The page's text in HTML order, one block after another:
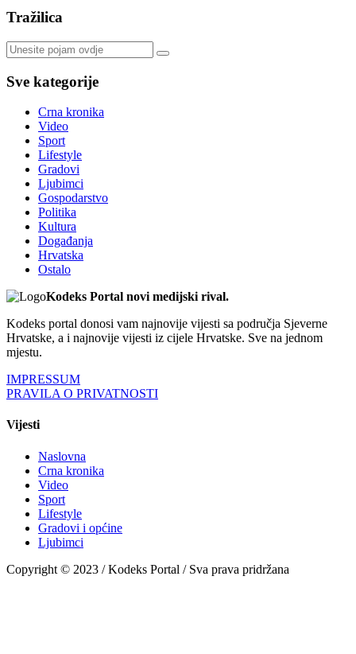
Tražilica
Sve kategorije
Crna kronika
Video
Sport
Lifestyle
Gradovi
Ljubimci
Gospodarstvo
Politika
Kultura
Događanja
Hrvatska
Ostalo
Kodeks Portal novi medijski rival.
Kodeks portal donosi vam najnovije vijesti sa područja Sjeverne
Hrvatske, a i najnovije vijesti iz cijele Hrvatske. Sve na jednom
mjestu.
IMPRESSUM
PRAVILA O PRIVATNOSTI
Vijesti
Naslovna
Crna kronika
Video
Sport
Lifestyle
Gradovi i općine
Ljubimci
Copyright © 2023 / Kodeks Portal / Sva prava pridržana